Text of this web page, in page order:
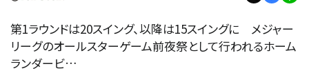
第1ラウンドは20スイング、以降は15スイングに メジャー
リーグのオールスターゲーム前夜祭として行われるホーム
ランダービ…